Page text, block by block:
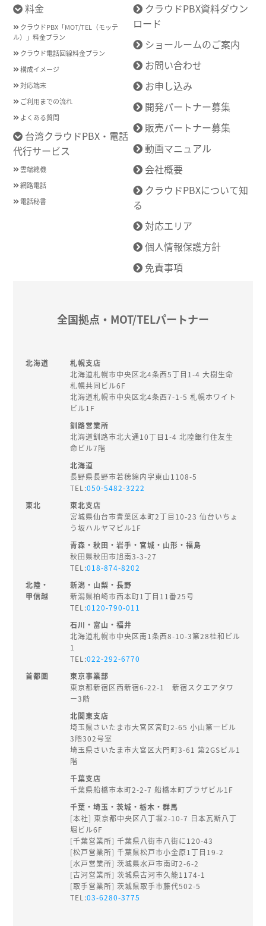
料金
クラウドPBX「MOT/TEL（モッテ
ル）」料金プラン
クラウド電話回線料金プラン
構成イメージ
対応端末
ご利用までの流れ
よくある質問
台湾クラウドPBX・電話
代行サービス
雲端總機
網路電話
電話秘書
クラウドPBX資料ダウン
ロード
ショールームのご案内
お問い合わせ
お申し込み
開発パートナー募集
販売パートナー募集
動画マニュアル
会社概要
クラウドPBXについて知
る
対応エリア
個人情報保護方針
免責事項
全国拠点・MOT/TELパートナー
北海道
札幌支店
北海道札幌市中央区北4条西5丁目1-4 大樹生命
札幌共同ビル6F
北海道札幌市中央区北4条西7-1-5 札幌ホワイト
ビル1F
釧路営業所
北海道釧路市北大通10丁目1-4 北陸銀行住友生
命ビル7階
北海道
長野県長野市若穂綿内字東山1108-5
TEL:050-5482-3222
東北
東北支店
宮城県仙台市青葉区本町2丁目10-23 仙台いちょ
う坂ハルヤマビル1F
青森・秋田・岩手・宮城・山形・福島
秋田県秋田市旭南3-3-27
TEL:018-874-8202
北陸・
甲信越
新潟・山梨・長野
新潟県柏崎市西本町1丁目11番25号
TEL:0120-790-011
石川・富山・福井
北海道札幌市中央区南1条西8-10-3第28桂和ビル
1
TEL:022-292-6770
首都圏
東京事業部
東京都新宿区西新宿6-22-1 新宿スクエアタワ
ー3階
北関東支店
埼玉県さいたま市大宮区宮町2-65 小山第一ビル
3階302号室
埼玉県さいたま市大宮区大門町3-61 第2GSビル1
階
千葉支店
千葉県船橋市本町2-2-7 船橋本町プラザビル1F
千葉・埼玉・茨城・栃木・群馬
[本社] 東京都中央区八丁堀2-10-7 日本瓦斯八丁
堀ビル6F
[千葉営業所] 千葉県八街市八街に120-43
[松戸営業所] 千葉県松戸市小金原1丁目19-2
[水戸営業所] 茨城県水戸市南町2-6-2
[古河営業所] 茨城県古河市久能1174-1
[取手営業所] 茨城県取手市藤代502-5
TEL:03-6280-3775